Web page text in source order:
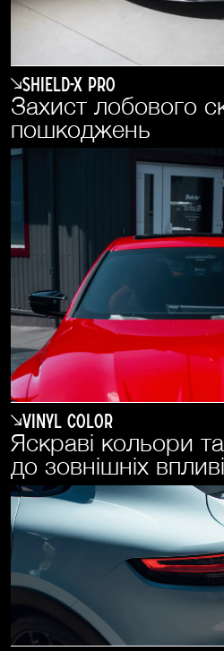
SHIELD-X PRO
Захист лобового
пошкоджень
Vinyl Color
Яскраві кольори та
до зовнішніх